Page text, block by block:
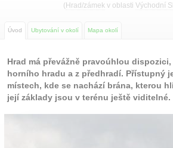
Slevy a Last Minute
Autobusové zájezdy
Před cestou
Atrakce
( Hrad/zámek v oblasti Východní
Úvod Ubytování v okolí Mapa okolí
Hrad má převážně pravoúhlou
horního hradu a z předhradí. Přístupný
místech, kde se nachází brána, kterou
její základy jsou v terénu ještě viditelné.